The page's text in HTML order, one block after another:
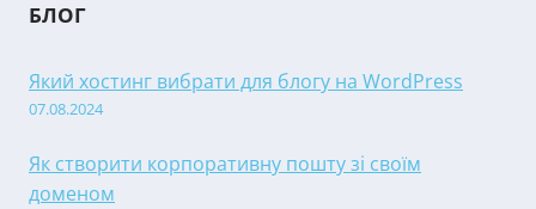
БЛОГ
Який хостинг вибрати для блогу на WordPress
07.08.2024
Як створити корпоративну пошту зі своїм
доменом